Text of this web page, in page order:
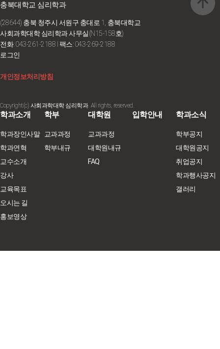
충북대학교 심리학과
(28644) 충북 청주시 서원구 충대로 1, 충북대학교
사회과학대학 심리학과 사무실(N15-158호)
전화: 043-261-2188 I 팩스: 043-269-2188
로그인
개인정보처리방침
Copyright(c) 사회과학대학 심리학과. All rights, reserved.
학과소개
학과장인사말
학과연혁
교수소개
강사
교육목표
오시는 길
홍보영상
학부
교과과정
학부내규
대학원
교과과정
대학원내규
FAQ
입학안내 학과소식
학부공지
대학원공지
취업공지
학과행사공지
갤러리